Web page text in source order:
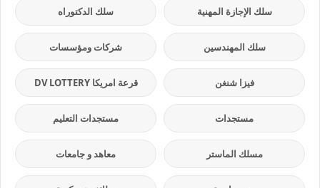
سلك الإجازة المهنية سلك الدكتوراه
سلك المهندسين شركات ومؤسسات
فيزا شنغن قرعة امريكا DV LOTTERY
مستجدات مستجدات التعليم
مسلك الماستر معاهد و جامعات